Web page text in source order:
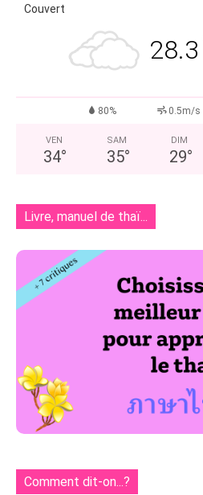
Couvert
28.3
80% 0.5m/s
VEN
34°
SAM
35°
DIM
29°
Livre, manuel de thaï...
Comment dit-on...?